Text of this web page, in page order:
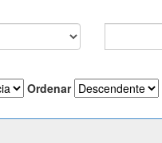
Ordenar